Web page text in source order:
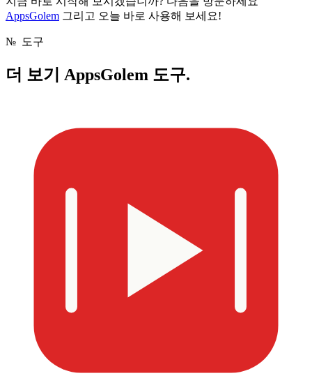
AppsGolem 그리고 오늘 바로 사용해 보세요!
№ 도구
더 보기 AppsGolem 도구.